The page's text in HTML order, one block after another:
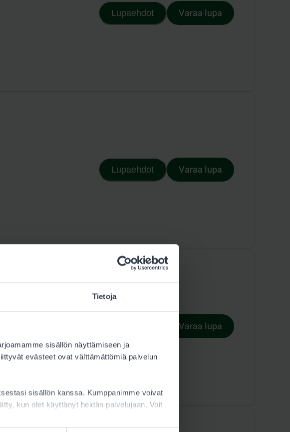
Tietoja
sisällön näyttämiseen ja
evästeet ovat välttämättömiä palvelun
sisällön kanssa. Kumppanimme voivat
kun olet käyttänyt heidän palvelujaan. Voit
Lupaehdot Varaa lupa
Lupaehdot Varaa lupa
Varaa lupa